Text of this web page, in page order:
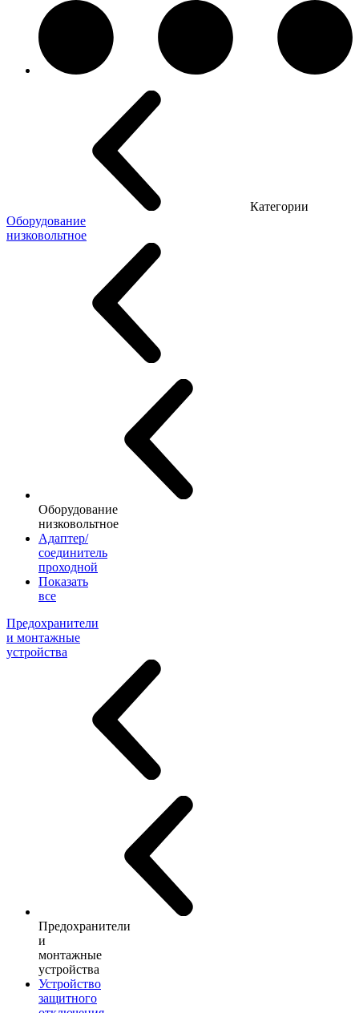
Категории
Оборудование
низковольтное
Оборудование
низковольтное
Адаптер/
соединитель
проходной
Показать
все
Предохранители
и монтажные
устройства
Предохранители
и
монтажные
устройства
Устройство
защитного